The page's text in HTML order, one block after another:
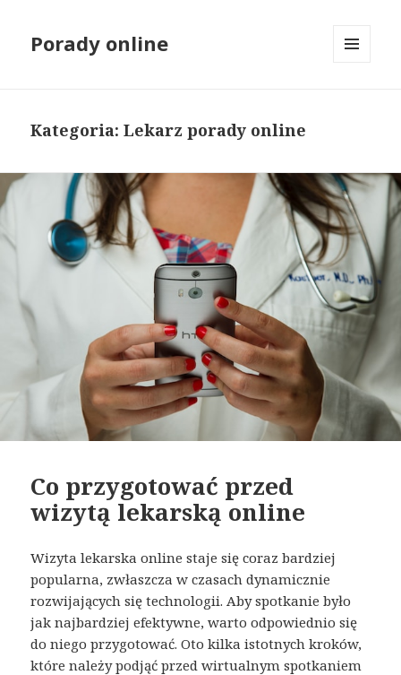
Porady online
Kategoria:Lekarz porady online
Co przygotować przed
wizytą lekarską online
Wizyta lekarska online staje się coraz bardziej
popularna, zwłaszcza w czasach dynamicznie
rozwijających się technologii. Aby spotkanie było
jak najbardziej efektywne, warto odpowiednio się
do niego przygotować. Oto kilka istotnych kroków,
które należy podjąć przed wirtualnym spotkaniem